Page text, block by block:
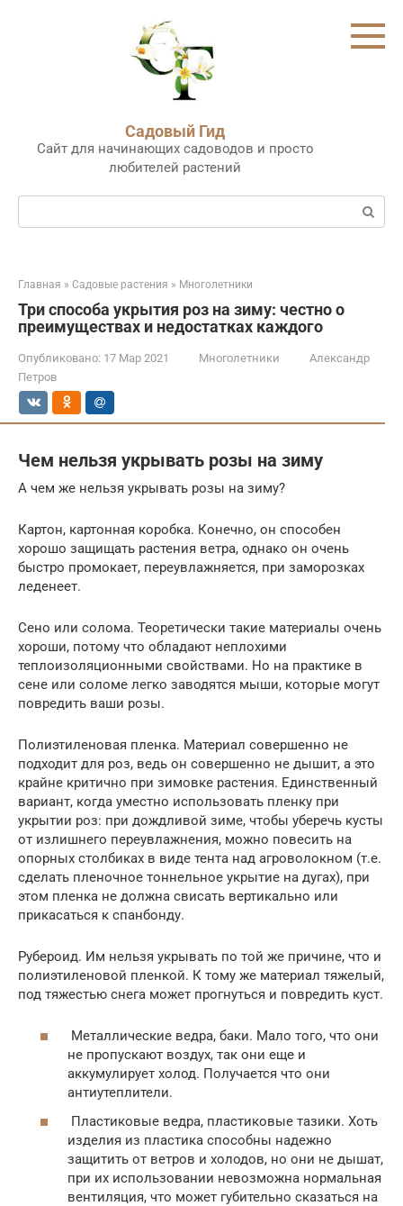
Садовый Гид
Сайт для начинающих садоводов и просто
любителей растений
Поиск:
Главная » Садовые растения » Многолетники
Три способа укрытия роз на зиму: честно о
преимуществах и недостатках каждого
Опубликовано: 17 Мар 2021 Многолетники
Александр
Петров
Чем нельзя укрывать розы на зиму
А чем же нельзя укрывать розы на зиму?
Картон, картонная коробка. Конечно, он способен
хорошо защищать растения ветра, однако он очень
быстро промокает, переувлажняется, при заморозках
леденеет.
Сено или солома. Теоретически такие материалы очень
хороши, потому что обладают неплохими
теплоизоляционными свойствами. Но на практике в
сене или соломе легко заводятся мыши, которые могут
повредить ваши розы.
Полиэтиленовая пленка. Материал совершенно не
подходит для роз, ведь он совершенно не дышит, а это
крайне критично при зимовке растения. Единственный
вариант, когда уместно использовать пленку при
укрытии роз: при дождливой зиме, чтобы уберечь кусты
от излишнего переувлажнения, можно повесить на
опорных столбиках в виде тента над агроволокном (т.е.
сделать пленочное тоннельное укрытие на дугах), при
этом пленка не должна свисать вертикально или
прикасаться к спанбонду.
Рубероид. Им нельзя укрывать по той же причине, что и
полиэтиленовой пленкой. К тому же материал тяжелый,
под тяжестью снега может прогнуться и повредить куст.
Металлические ведра, баки. Мало того, что они
не пропускают воздух, так они еще и
аккумулирует холод. Получается что они
антиутеплители.
Пластиковые ведра, пластиковые тазики. Хоть
изделия из пластика способны надежно
защитить от ветров и холодов, но они не дышат,
при их использовании невозможна нормальная
вентиляция, что может губительно сказаться на